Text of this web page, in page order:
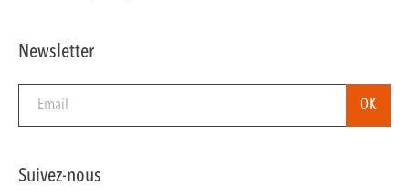
Newsletter
Suivez-nous